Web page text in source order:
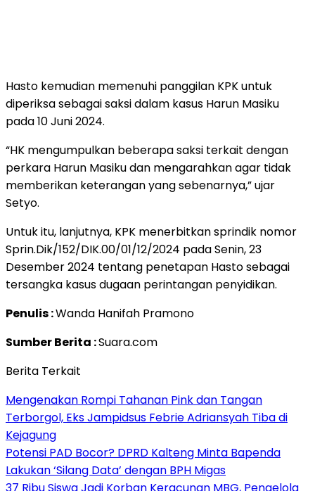
Hasto kemudian memenuhi panggilan KPK untuk
diperiksa sebagai saksi dalam kasus Harun Masiku
pada 10 Juni 2024.
“HK mengumpulkan beberapa saksi terkait dengan
perkara Harun Masiku dan mengarahkan agar tidak
memberikan keterangan yang sebenarnya,” ujar
Setyo.
Untuk itu, lanjutnya, KPK menerbitkan sprindik nomor
Sprin.Dik/152/DIK.00/01/12/2024 pada Senin, 23
Desember 2024 tentang penetapan Hasto sebagai
tersangka kasus dugaan perintangan penyidikan.
Penulis :Wanda Hanifah Pramono
Sumber Berita :Suara.com
Berita Terkait
Mengenakan Rompi Tahanan Pink dan Tangan
Terborgol, Eks Jampidsus Febrie Adriansyah Tiba di
Kejagung
Potensi PAD Bocor? DPRD Kalteng Minta Bapenda
Lakukan ‘Silang Data’ dengan BPH Migas
37 Ribu Siswa Jadi Korban Keracunan MBG, Pengelola